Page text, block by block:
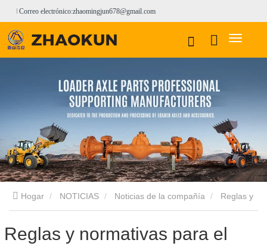
Correo electrónico:zhaomingjun678@gmail.com
Hogar NOTICIAS Noticias de la compañía
Reglas y normativas para el